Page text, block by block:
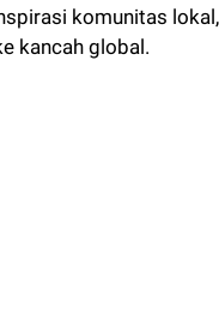
komunitas
kancah global.